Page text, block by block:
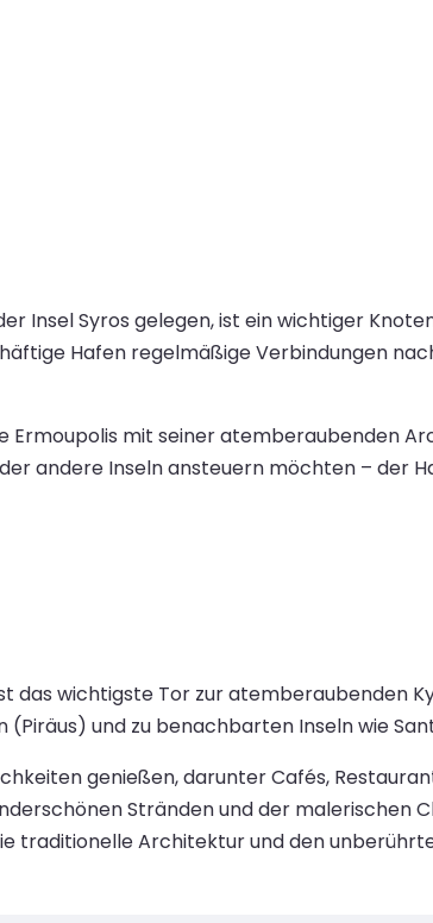
Insel Syros gelegen, ist ein wichtiger
Hafen regelmäßige Verbindungen
Ermoupolis mit seiner atemberaubenden
andere Inseln ansteuern möchten – der
das wichtigste Tor zur atemberaubenden
und zu benachbarten Inseln wie
genießen, darunter Cafés,
Stränden und der malerischen
traditionelle Architektur und den